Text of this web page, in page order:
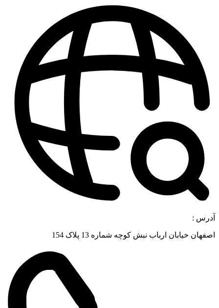
:
خیابان ارباب نبش کوچه شماره 13 پلاک 154